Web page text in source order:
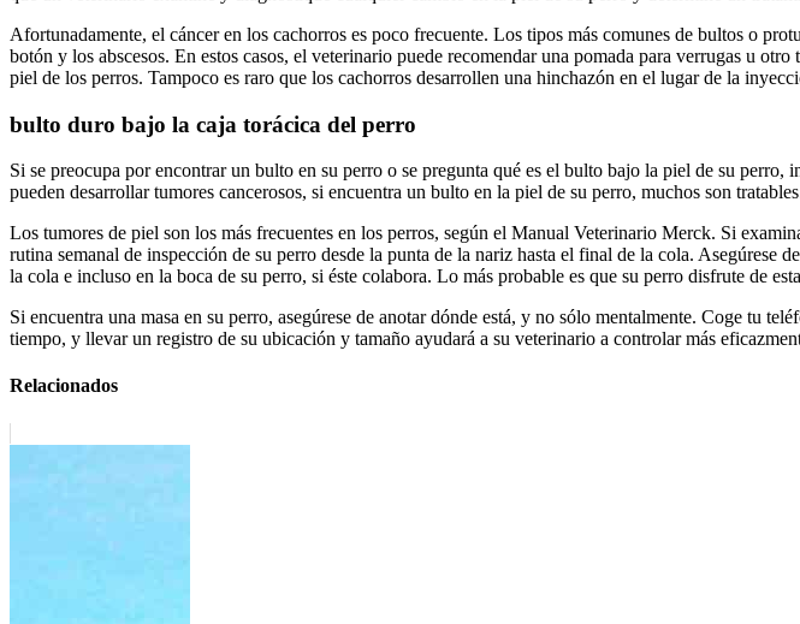
Afortunadamente, el cáncer en los cachorros es poco frecuente. Los tipos más comunes de bultos o
botón y los abscesos. En estos casos, el veterinario puede recomendar una pomada para verrugas u
piel de los perros. Tampoco es raro que los cachorros desarrollen una hinchazón en el lugar de la
bulto duro bajo la caja torácica del perro
Si se preocupa por encontrar un bulto en su perro o se pregunta qué es el bulto bajo la piel de su
pueden desarrollar tumores cancerosos, si encuentra un bulto en la piel de su perro, muchos son
Los tumores de piel son los más frecuentes en los perros, según el Manual Veterinario Merck. Si
rutina semanal de inspección de su perro desde la punta de la nariz hasta el final de la cola. Asegúrese
la cola e incluso en la boca de su perro, si éste colabora. Lo más probable es que su perro disfrute de
Si encuentra una masa en su perro, asegúrese de anotar dónde está, y no sólo mentalmente. Coge tu
tiempo, y llevar un registro de su ubicación y tamaño ayudará a su veterinario a controlar más
Relacionados